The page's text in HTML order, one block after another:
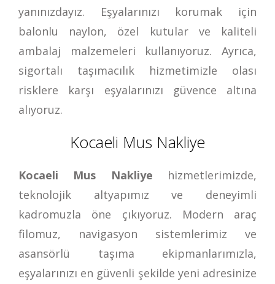
yanınızdayız. Eşyalarınızı korumak için
balonlu naylon, özel kutular ve kaliteli
ambalaj malzemeleri kullanıyoruz. Ayrıca,
sigortalı taşımacılık hizmetimizle olası
risklere karşı eşyalarınızı güvence altına
alıyoruz.
Kocaeli Mus Nakliye
Kocaeli Mus Nakliye hizmetlerimizde,
teknolojik altyapımız ve deneyimli
kadromuzla öne çıkıyoruz. Modern araç
filomuz, navigasyon sistemlerimiz ve
asansörlü taşıma ekipmanlarımızla,
eşyalarınızı en güvenli şekilde yeni adresinize